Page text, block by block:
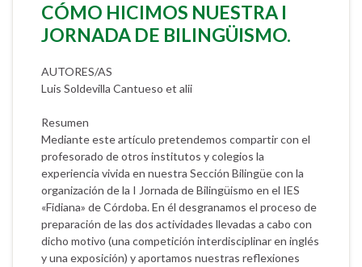
CÓMO HICIMOS NUESTRA I
JORNADA DE BILINGÜISMO.
AUTORES/AS
Luis Soldevilla Cantueso et alii
Resumen
Mediante este artículo pretendemos compartir con el
profesorado de otros institutos y colegios la
experiencia vivida en nuestra Sección Bilingüe con la
organización de la I Jornada de Bilingüismo en el IES
«Fidiana» de Córdoba. En él desgranamos el proceso de
preparación de las dos actividades llevadas a cabo con
dicho motivo (una competición interdisciplinar en inglés
y una exposición) y aportamos nuestras reflexiones